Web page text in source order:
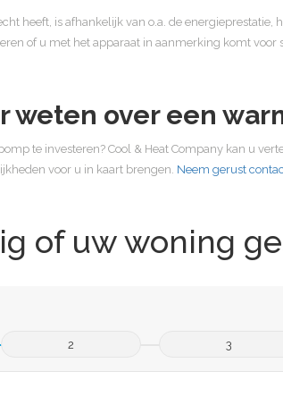
heeft, is afhankelijk van o.a. de
of u met het apparaat in aanmerking komt
weten over een
te investeren? Cool & Heat Company kan u
voor u in kaart brengen. Neem gerust
of uw woning
2 3